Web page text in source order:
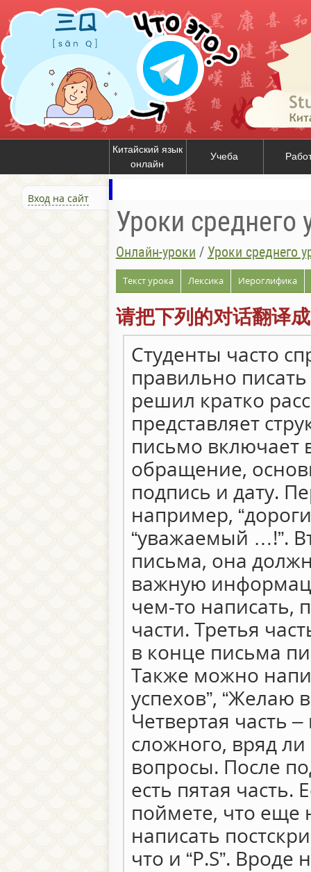
Китайский язык
онлайн
Учеба
Вход на сайт
Уроки среднего
Онлайн-уроки / Уроки среднего
Текст урока Лексика Иероглифика
请把下列的对话翻译
Студенты часто
правильно
решил кратко
представляет
письмо включает
обращение,
подпись и дату.
например,
“уважаемый …!”.
письма, она
важную
чем-то написать,
части. Третья
в конце письма
Также можно
успехов”, “Желаю
Четвертая часть
сложного, вряд
вопросы. После
есть пятая
поймете, что еще
написать
что и “P.S”. Вроде